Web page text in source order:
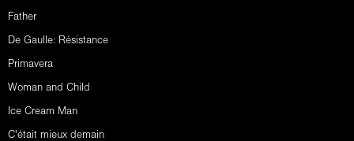
Father
De Gaulle: Résistance
Primavera
Woman and Child
Ice Cream Man
C'était mieux demain